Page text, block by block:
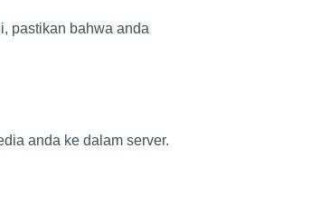
pastikan bahwa anda
anda ke dalam server.